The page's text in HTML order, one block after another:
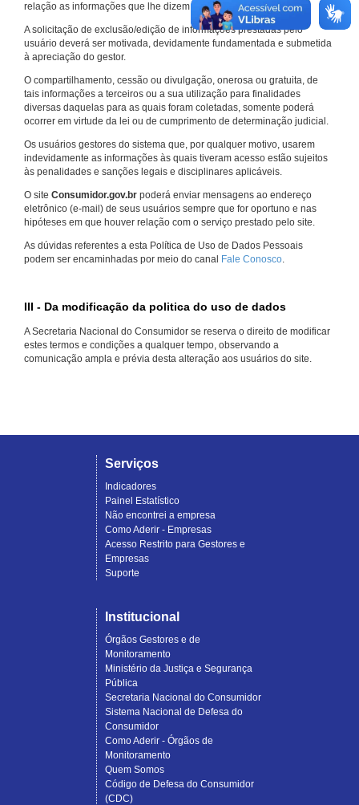
relação as informações que lhe dizem respeito.
A solicitação de exclusão/edição de informações prestadas pelo
usuário deverá ser motivada, devidamente fundamentada e submetida
à apreciação do gestor.
O compartilhamento, cessão ou divulgação, onerosa ou gratuita, de
tais informações a terceiros ou a sua utilização para finalidades
diversas daquelas para as quais foram coletadas, somente poderá
ocorrer em virtude da lei ou de cumprimento de determinação judicial.
Os usuários gestores do sistema que, por qualquer motivo, usarem
indevidamente as informações às quais tiveram acesso estão sujeitos
às penalidades e sanções legais e disciplinares aplicáveis.
O site Consumidor.gov.br poderá enviar mensagens ao endereço
eletrônico (e-mail) de seus usuários sempre que for oportuno e nas
hipóteses em que houver relação com o serviço prestado pelo site.
As dúvidas referentes a esta Política de Uso de Dados Pessoais
podem ser encaminhadas por meio do canal Fale Conosco.
III - Da modificação da politica do uso de dados
A Secretaria Nacional do Consumidor se reserva o direito de modificar
estes termos e condições a qualquer tempo, observando a
comunicação ampla e prévia desta alteração aos usuários do site.
Serviços
Indicadores
Painel Estatístico
Não encontrei a empresa
Como Aderir - Empresas
Acesso Restrito para Gestores e
Empresas
Suporte
Institucional
Órgãos Gestores e de
Monitoramento
Ministério da Justiça e Segurança
Pública
Secretaria Nacional do Consumidor
Sistema Nacional de Defesa do
Consumidor
Como Aderir - Órgãos de
Monitoramento
Quem Somos
Código de Defesa do Consumidor
(CDC)